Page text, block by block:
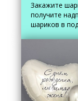
Закажите
получите
шариков в